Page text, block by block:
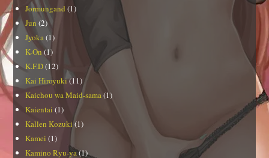
Jormungand (1)
Jun (2)
Jyoka (1)
K-On (1)
K.F.D(12)
Kai Hiroyuki(11)
Kaichou wa Maid-sama (1)
Kaientai (1)
Kallen Kozuki(1)
Kamei (1)
Kamino Ryu-ya(1)